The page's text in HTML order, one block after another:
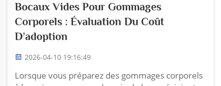
Bocaux Vides Pour Gommages
Corporels : Évaluation Du Coût
D’adoption
2026-04-10 19:16:49
Lorsque vous préparez des gommages corporels